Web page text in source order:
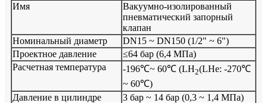
Имя
Вакуумно-изолированный
пневматический запорный
клапан
Номинальный диаметр
DN15 ~ DN150 (1/2" ~ 6")
Проектное давление
≤64 бар (6,4 МПа)
Расчетная температура
-196℃~ 60℃ (LH2(LHe: -270℃
~ 60℃)
Давление в цилиндре
3 бар ~ 14 бар (0,3 ~ 1,4 МПа)